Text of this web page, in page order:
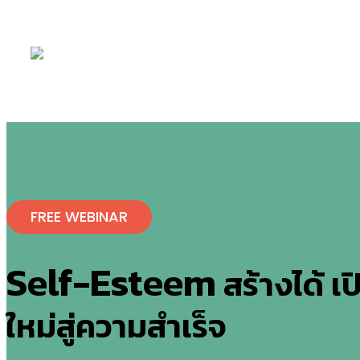
FREE WEBINAR
Self-Esteem สร้างได้
ใหม่สู่ความสำเร็จ